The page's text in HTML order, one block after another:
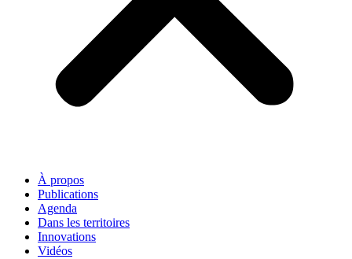
À propos
Publications
Agenda
Dans les territoires
Innovations
Vidéos